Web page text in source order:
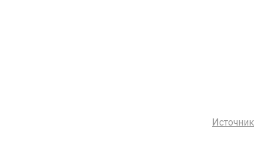
Источник